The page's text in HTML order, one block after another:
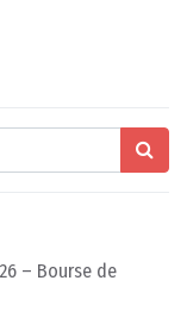
– Bourse de